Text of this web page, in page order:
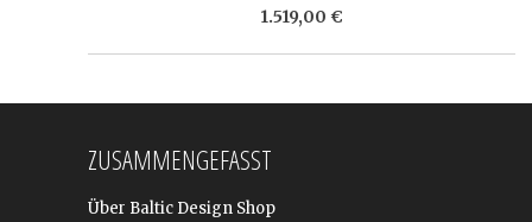
1.519,00 €
ZUSAMMENGEFASST
Über Baltic Design Shop